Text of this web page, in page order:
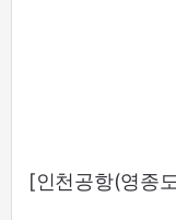
[인천공항(영종